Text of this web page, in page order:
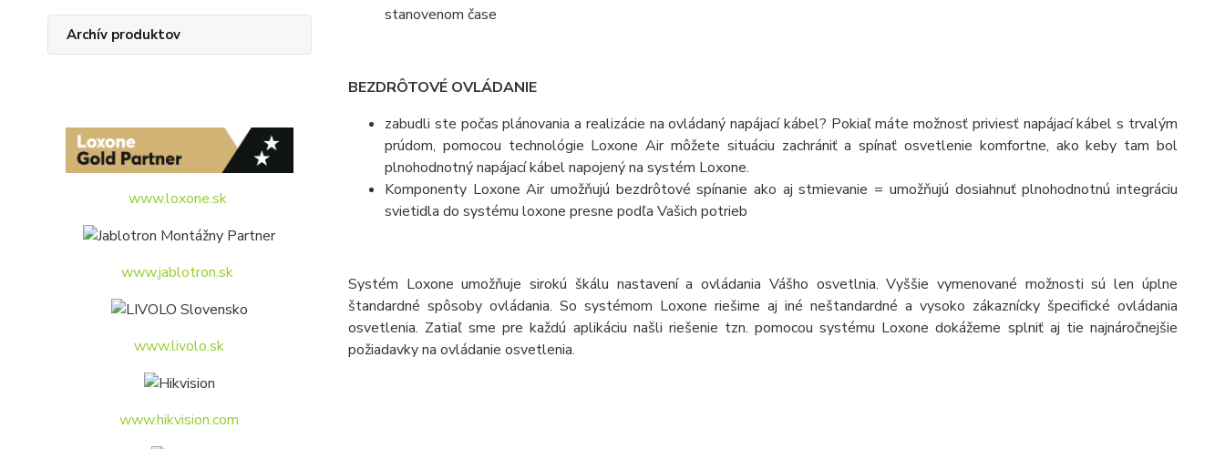
Archív produktov
www.loxone.sk
www.jablotron.sk
www.livolo.sk
www.hikvision.com
stanovenom čase
BEZDRÔTOVÉ OVLÁDANIE
zabudli ste počas plánovania a realizácie na ovládaný napájací kábel? Pokiaľ máte možnosť priviesť napájací kábel s trvalým
prúdom, pomocou technológie Loxone Air môžete situáciu zachrániť a spínať osvetlenie komfortne, ako keby tam bol
plnohodnotný napájací kábel napojený na systém Loxone.
Komponenty Loxone Air umožňujú bezdrôtové spínanie ako aj stmievanie = umožňujú dosiahnuť plnohodnotnú integráciu
svietidla do systému loxone presne podľa Vašich potrieb
Systém Loxone umožňuje sirokú škálu nastavení a ovládania Vášho osvetlnia. Vyššie vymenované možnosti sú len úplne
štandardné spôsoby ovládania. So systémom Loxone riešime aj iné neštandardné a vysoko zákaznícky špecifické ovládania
osvetlenia. Zatiaľ sme pre každú aplikáciu našli riešenie tzn. pomocou systému Loxone dokážeme splniť aj tie najnáročnejšie
požiadavky na ovládanie osvetlenia.